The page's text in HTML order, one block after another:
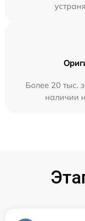
Более 20 тыс.
наличии